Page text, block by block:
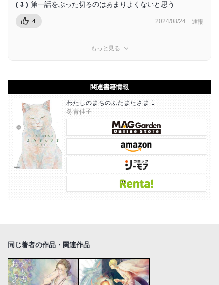
( 3 ) 第一話をぶった切るのはあまりよくないと思う
4 2024/08/24 通報
もっと見る
関連書籍情報
わたしのまちのふたまたさま 1
冬青佳子
同じ著者の作品・関連作品